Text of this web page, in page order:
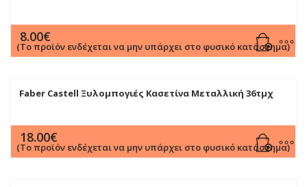
8.00€
(Το προϊόν ενδέχεται να μην υπάρχει στο φυσικό κατάστημα)
Faber Castell Ξυλομπογιές Κασετίνα Μεταλλική 36τμχ
18.00€
(Το προϊόν ενδέχεται να μην υπάρχει στο φυσικό κατάστημα)